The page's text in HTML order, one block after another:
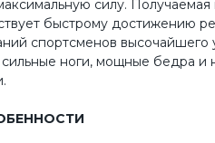
силу.
быстрому достижению
спортсменов высочайшего
ноги, мощные бедра и